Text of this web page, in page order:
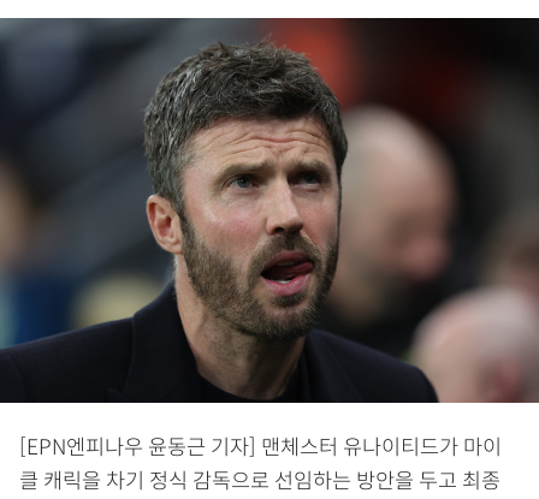
[EPN엔피나우 윤동근 기자] 맨체스터 유나이티드가 마이
클 캐릭을 차기 정식 감독으로 선임하는 방안을 두고 최종